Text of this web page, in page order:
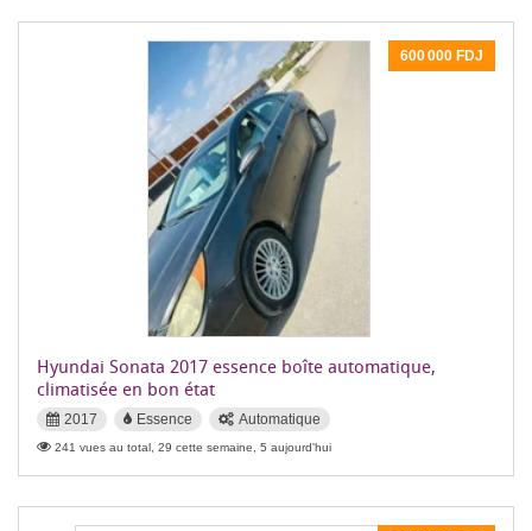
600 000 FDJ
Hyundai Sonata 2017 essence boîte automatique,
climatisée en bon état
2017 Essence Automatique
241 vues au total, 29 cette semaine, 5 aujourd'hui